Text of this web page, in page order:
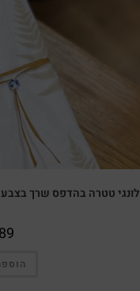
לונגי טטרה בהדפס שרך בצבע חול,
89